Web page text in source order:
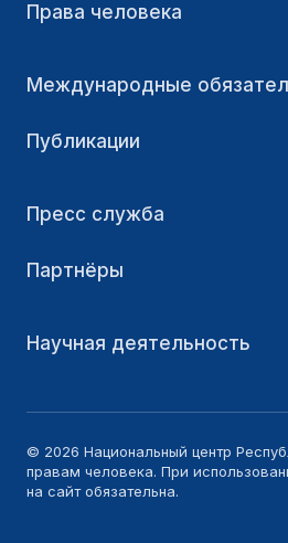
Права человека
Международные
Публикации
Пресс служба
Партнёры
Научная деятельность
© 2026 Национальный центр
правам человека. При
на сайт обязательна.